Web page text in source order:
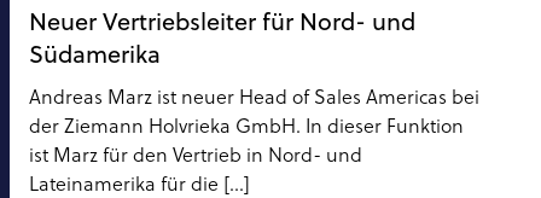
Neuer Vertriebsleiter für Nord- und
Südamerika
Andreas Marz ist neuer Head of Sales Americas bei
der Ziemann Holvrieka GmbH. In dieser Funktion
ist Marz für den Vertrieb in Nord- und
Lateinamerika für die [...]